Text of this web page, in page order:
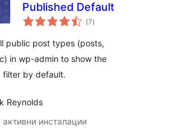
Published Default
(7общо
оценки
)
public post types (posts,
in wp-admin to show the
filter by default.
Reynolds
инсталации